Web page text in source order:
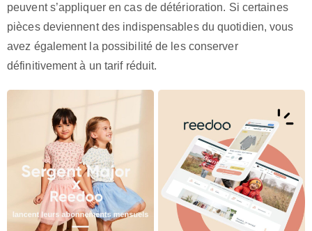
peuvent s’appliquer en cas de détérioration. Si certaines
pièces deviennent des indispensables du quotidien, vous
avez également la possibilité de les conserver
définitivement à un tarif réduit.